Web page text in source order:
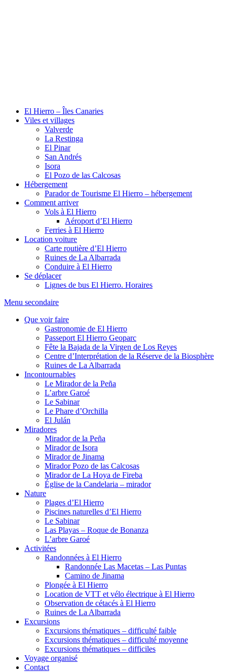
El Hierro – Îles Canaries
Viles et villages
Valverde
La Restinga
El Pinar
San Andrés
Isora
El Pozo de las Calcosas
Hébergement
Parador de Tourisme El Hierro – hébergement
Comment arriver
Vols à El Hierro
Aéroport d’El Hierro
Ferries à El Hierro
Location voiture
Carte routière d’El Hierro
Ruines de La Albarrada
Conduire à El Hierro
Se déplacer
Lignes de bus El Hierro. Horaires
Menu secondaire
Que voir faire
Gastronomie de El Hierro
Passeport El Hierro Geoparc
Fête la Bajada de la Virgen de Los Reyes
Centre d’Interprétation de la Réserve de la Biosphère
Ruines de La Albarrada
Incontournables
Le Mirador de la Peña
L’arbre Garoé
Le Sabinar
Le Phare d’Orchilla
El Julán
Miradores
Mirador de la Peña
Mirador de Isora
Mirador de Jinama
Mirador Pozo de las Calcosas
Mirador de La Hoya de Fireba
Église de la Candelaria – mirador
Nature
Plages d’El Hierro
Piscines naturelles d’El Hierro
Le Sabinar
Las Playas – Roque de Bonanza
L’arbre Garoé
Activitées
Randonnées à El Hierro
Randonnée Las Macetas – Las Puntas
Camino de Jinama
Plongée à El Hierro
Location de VTT et vélo électrique à El Hierro
Observation de cétacés à El Hierro
Ruines de La Albarrada
Excursions
Excursions thématiques – difficulté faible
Excursions thématiques – difficulté moyenne
Excursions thématiques – difficiles
Voyage organisé
Contact